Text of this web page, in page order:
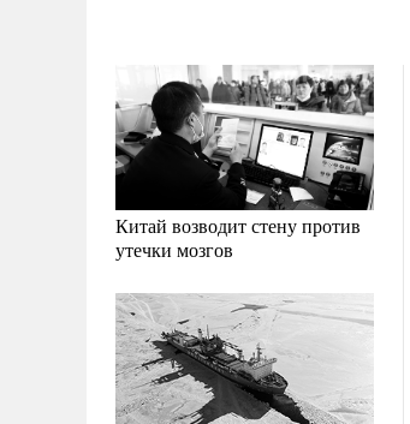
Китай возводит стену против
утечки мозгов